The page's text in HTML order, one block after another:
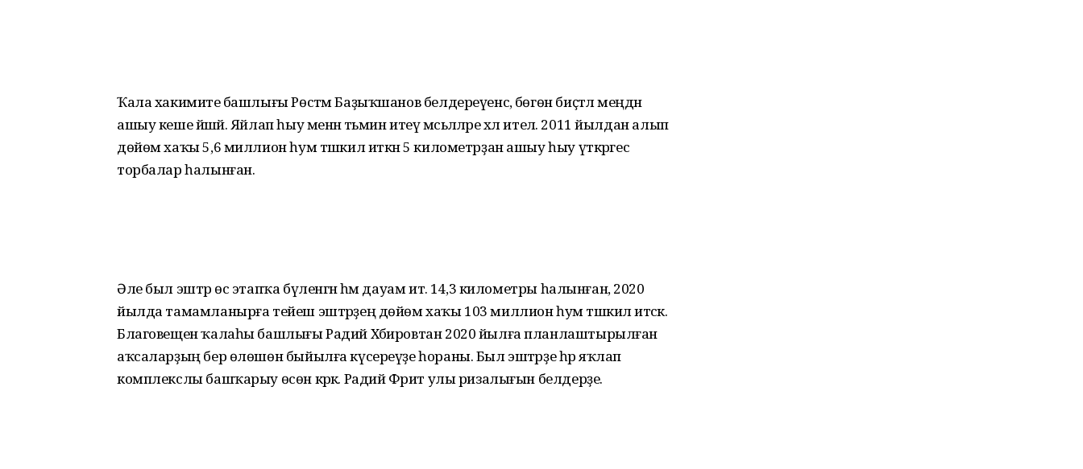
Ҡала хакимиәте башлығы Рөстәм Баҙыҡшанов белдереүенсә, бөгөн биҫтәлә меңдән
ашыу кеше йәшәй. Яйлап һыу менән тәьмин итеү мәсьәләләре хәл ителә. 2011 йылдан алып
дөйөм хаҡы 5,6 миллион һум тәшкил иткән 5 километрҙан ашыу һыу үткәргес
торбалар һалынған.
Әле был эштәр өс этапҡа бүленгән һәм дауам итә. 14,3 километры һалынған, 2020
йылда тамамланырға тейеш эштәрҙең дөйөм хаҡы 103 миллион һум тәшкил итәсәк.
Благовещен ҡалаһы башлығы Радий Хәбировтан 2020 йылға планлаштырылған
аҡсаларҙың бер өлөшөн быйылға күсереүҙе һораны. Был эштәрҙе һәр яҡлап
комплекслы башҡарыу өсөн кәрәк. Радий Фәрит улы ризалығын белдерҙе.